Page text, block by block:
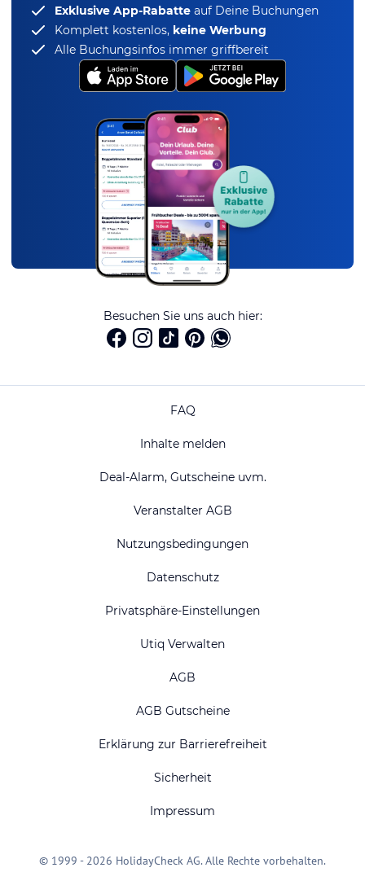
Exklusive App-Rabatte auf Deine Buchungen
Komplett kostenlos, keine Werbung
Alle Buchungsinfos immer griffbereit
Besuchen Sie uns auch hier:
FAQ
Inhalte melden
Deal-Alarm, Gutscheine uvm.
Veranstalter AGB
Nutzungsbedingungen
Datenschutz
Privatsphäre-Einstellungen
Utiq Verwalten
AGB
AGB Gutscheine
Erklärung zur Barrierefreiheit
Sicherheit
Impressum
© 1999 - 2026 HolidayCheck AG. Alle Rechte vorbehalten.